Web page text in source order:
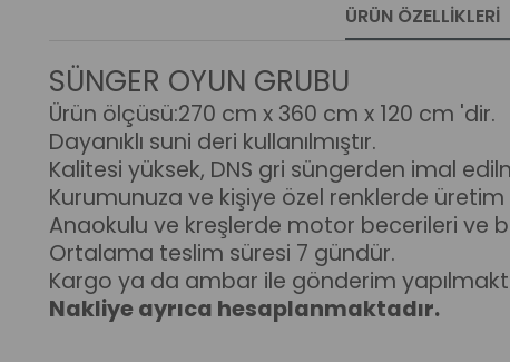
ÜRÜN ÖZELLIKLERI
SÜNGER OYUN GRUBU
Ürün ölçüsü:270 cm x 360 cm x 120 cm 'dir.
Dayanıklı suni deri kullanılmıştır.
Kalitesi yüksek, DNS gri süngerden imal
Kurumunuza ve kişiye özel renklerde üretim
Anaokulu ve kreşlerde motor becerileri ve
Ortalama teslim süresi 7 gündür.
Kargo ya da ambar ile gönderim
Nakliye ayrıca hesaplanmaktadır.